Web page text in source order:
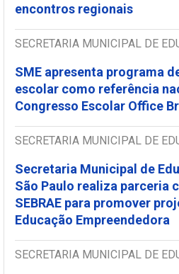
encontros regionais
SECRETARIA MUNICIPAL DE
SME apresenta programa
escolar como referência
Congresso Escolar Office
SECRETARIA MUNICIPAL DE
Secretaria Municipal de
São Paulo realiza parceria
SEBRAE para promover
Educação Empreendedora
SECRETARIA MUNICIPAL DE